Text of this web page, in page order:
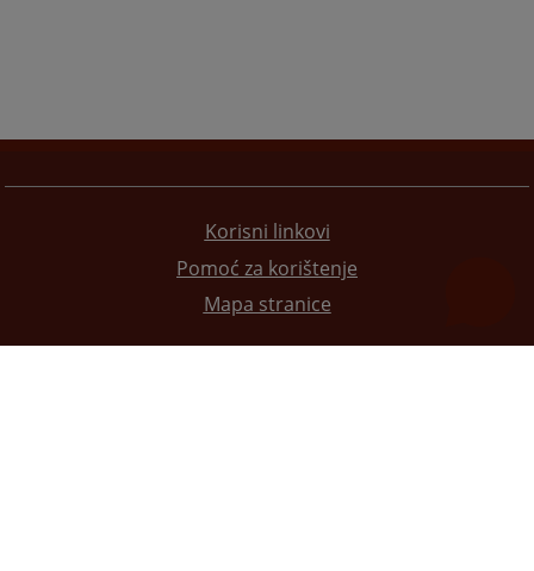
Korisni linkovi
Pomoć za korištenje
Mapa stranice